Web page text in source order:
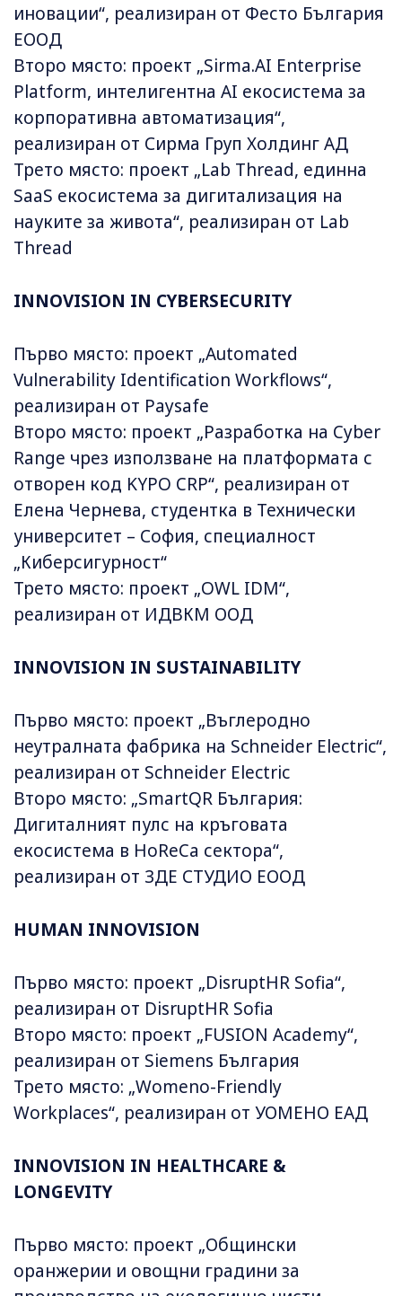
иновации“, реализиран от Фесто България
ЕООД
Второ място: проект „Sirma.AI Enterprise
Platform, интелигентна AI екосистема за
корпоративна автоматизация“,
реализиран от Сирма Груп Холдинг АД
Трето място: проект „Lab Thread, единна
SaaS екосистема за дигитализация на
науките за живота“, реализиран от Lab
Thread
INNOVISION IN CYBERSECURITY
Първо място: проект „Automated
Vulnerability Identification Workflows“,
реализиран от Paysafe
Второ място: проект „Разработка на Cyber
Range чрез използване на платформата с
отворен код KYPO CRP“, реализиран от
Елена Чернева, студентка в Технически
университет – София, специалност
„Киберсигурност“
Трето място: проект „OWL IDM“,
реализиран от ИДВКМ ООД
INNOVISION IN SUSTAINABILITY
Първо място: проект „Въглеродно
неутралната фабрика на Schneider Electric“,
реализиран от Schneider Electric
Второ място: „SmartQR България:
Дигиталният пулс на кръговата
екосистема в HoReCa сектора“,
реализиран от 3ДЕ СТУДИО ЕООД
HUMAN INNOVISION
Първо място: проект „DisruptHR Sofia“,
реализиран от DisruptHR Sofia
Второ място: проект „FUSION Academy“,
реализиран от Siemens България
Трето място: „Womeno-Friendly
Workplaces“, реализиран от УОМЕНО ЕАД
INNOVISION IN HEALTHCARE &
LONGEVITY
Първо място: проект „Общински
оранжерии и овощни градини за